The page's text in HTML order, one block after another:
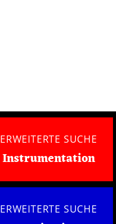
ERWEITERTE SUCHE
Instrumentation
ERWEITERTE SUCHE